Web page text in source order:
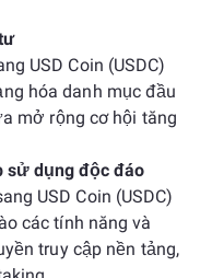
USD Coin (USDC)
hóa danh mục đầu
mở rộng cơ hội tăng
sử dụng độc đáo
USD Coin (USDC)
các tính năng và
truy cập nền tảng,